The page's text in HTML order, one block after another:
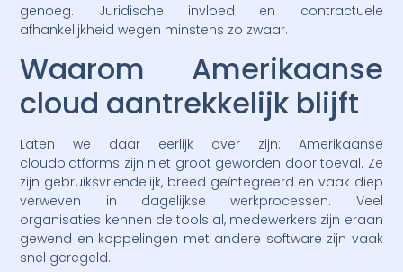
genoeg. Juridische invloed en contractuele
afhankelijkheid wegen minstens zo zwaar.
Waarom Amerikaanse
cloud aantrekkelijk blijft
Laten we daar eerlijk over zijn: Amerikaanse
cloudplatforms zijn niet groot geworden door toeval. Ze
zijn gebruiksvriendelijk, breed geïntegreerd en vaak diep
verweven in dagelijkse werkprocessen. Veel
organisaties kennen de tools al, medewerkers zijn eraan
gewend en koppelingen met andere software zijn vaak
snel geregeld.